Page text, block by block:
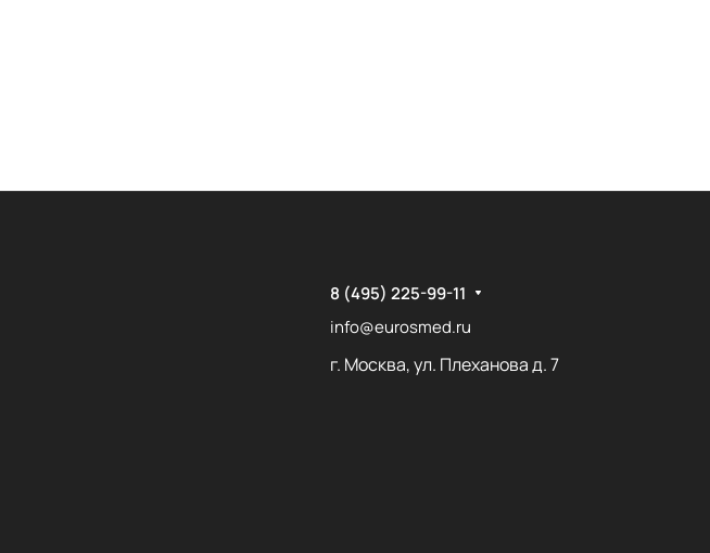
8 (495) 225-99-11
info@eurosmed.ru
г. Москва, ул. Плеханова д. 7